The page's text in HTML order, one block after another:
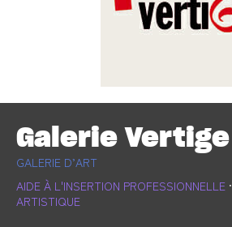
Galerie Vertige
GALERIE D’ART
AIDE À L'INSERTION PROFESSIONNELLE ·
ARTISTIQUE